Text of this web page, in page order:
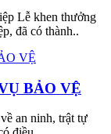
Lễ khen thưởng
đã có thành..
BẢO VỆ
an ninh, trật tự